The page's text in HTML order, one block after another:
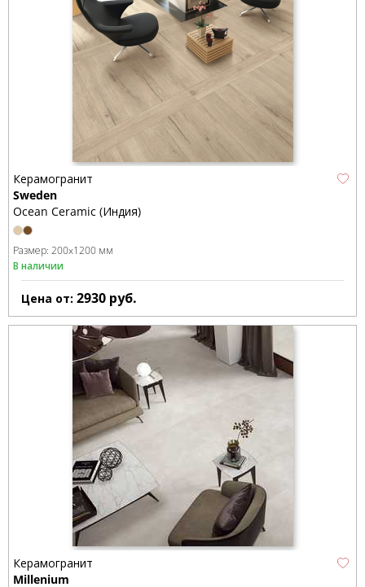
Керамогранит
Sweden
Ocean Ceramic (Индия)
Размер: 200x1200 мм
В наличии
Цена от: 2930 руб.
Керамогранит
Millenium